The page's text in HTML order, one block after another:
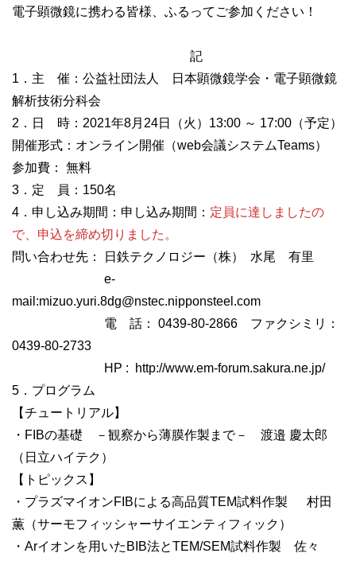
電子顕微鏡に携わる皆様、ふるってご参加ください！
記
1．主 催：公益社団法人 日本顕微鏡学会・電子顕微鏡
解析技術分科会
2．日 時：2021年8月24日（火）13:00 ～ 17:00（予定）
開催形式：オンライン開催（web会議システムTeams）
参加費： 無料
3．定 員：150名
4．申し込み期間：申し込み期間： 定員に達しましたの
で、申込を締め切りました。
問い合わせ先： 日鉄テクノロジー（株） 水尾 有里
e-
mail:mizuo.yuri.8dg@nstec.nipponsteel.com
電 話： 0439-80-2866 ファクシミリ：
0439-80-2733
HP : http://www.em-forum.sakura.ne.jp/
5．プログラム
【チュートリアル】
・FIBの基礎 －観察から薄膜作製まで－ 渡邉 慶太郎
（日立ハイテク）
【トピックス】
・プラズマイオンFIBによる高品質TEM試料作製 村田
薫（サーモフィッシャーサイエンティフィック）
・Arイオンを用いたBIB法とTEM/SEM試料作製 佐々